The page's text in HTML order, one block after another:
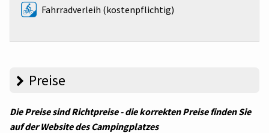
Fahrradverleih (kostenpflichtig)
Preise
Die Preise sind Richtpreise - die korrekten Preise finden Sie
auf der Website des Campingplatzes